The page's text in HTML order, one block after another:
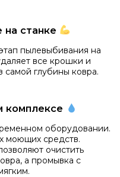
станке
пылевыбивания на
все крошки и
глубины ковра.
комплексе
оборудовании.
моющих средств.
очистить
а промывка с